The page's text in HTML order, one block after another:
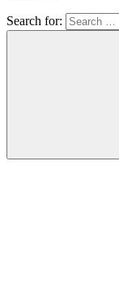
Search for: